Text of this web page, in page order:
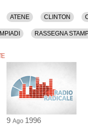
ATENE CLINTON
RASSEGNA
9 Ago 1996